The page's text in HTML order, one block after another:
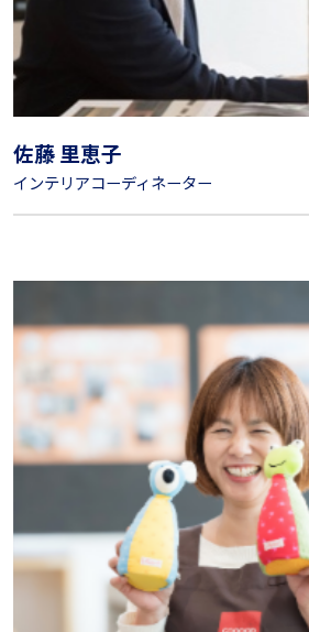
佐藤 里恵子
インテリアコーディネーター